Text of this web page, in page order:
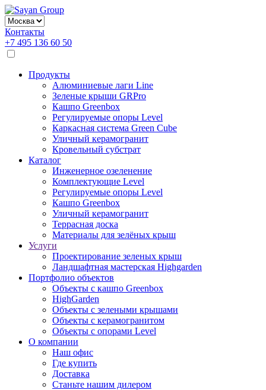
Контакты
+7 495 136 60 50
Продукты
Алюминиевые лаги Line
Зеленые крыши GRPro
Кашпо Greenbox
Регулируемые опоры Level
Каркасная система Green Cube
Уличный керамогранит
Кровельный субстрат
Каталог
Инженерное озеленение
Комплектующие Level
Регулируемые опоры Level
Кашпо Greenbox
Уличный керамогранит
Террасная доска
Материалы для зелёных крыш
Услуги
Проектирование зеленых крыш
Ландшафтная мастерская Highgarden
Портфолио объектов
Объекты с кашпо Greenbox
HighGarden
Объекты с зелеными крышами
Объекты с керамогранитом
Объекты с опорами Level
О компании
Наш офис
Где купить
Доставка
Станьте нашим дилером